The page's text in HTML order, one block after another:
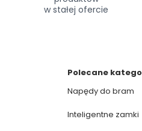
w stałej ofercie
Polecane
Napędy do bram
Inteligentne zamki